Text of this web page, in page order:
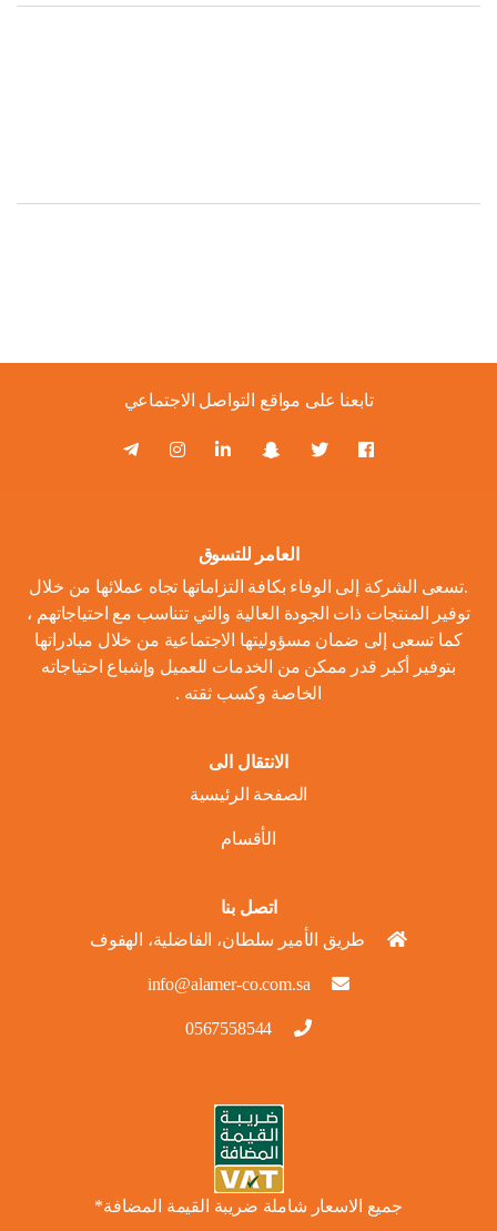
تابعنا على مواقع التواصل الاجتماعي
العامر للتسوق
.تسعى الشركة إلى الوفاء بكافة التزاماتها تجاه عملائها من خلال
توفير المنتجات ذات الجودة العالية والتي تتناسب مع احتياجاتهم ،
كما تسعى إلى ضمان مسؤوليتها الاجتماعية من خلال مبادراتها
بتوفير أكبر قدر ممكن من الخدمات للعميل وإشباع احتياجاته
الخاصة وكسب ثقته .
الانتقال الى
الصفحة الرئيسية
الأقسام
اتصل بنا
طريق الأمير سلطان، الفاضلية، الهفوف
info@alamer-co.com.sa
0567558544
جميع الاسعار شاملة ضريبة القيمة المضافة*